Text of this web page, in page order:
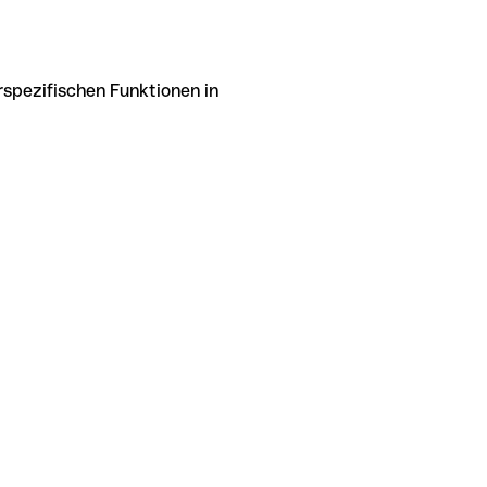
Funktionen in